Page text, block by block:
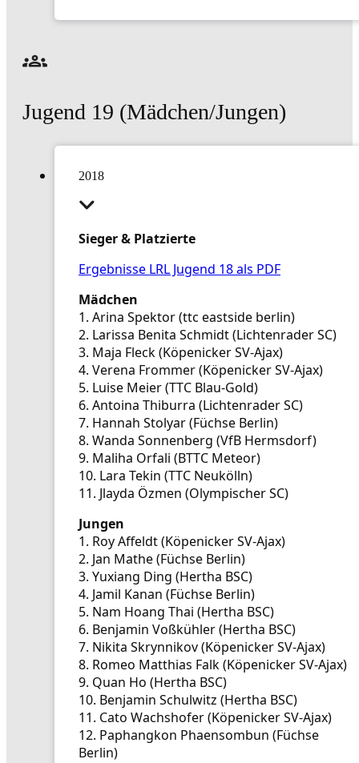
Jugend 19 (Mädchen/Jungen)
2018
Sieger & Platzierte
Ergebnisse LRL Jugend 18 als PDF
Mädchen
1. Arina Spektor (ttc eastside berlin)
2. Larissa Benita Schmidt (Lichtenrader SC)
3. Maja Fleck (Köpenicker SV-Ajax)
4. Verena Frommer (Köpenicker SV-Ajax)
5. Luise Meier (TTC Blau-Gold)
6. Antoina Thiburra (Lichtenrader SC)
7. Hannah Stolyar (Füchse Berlin)
8. Wanda Sonnenberg (VfB Hermsdorf)
9. Maliha Orfali (BTTC Meteor)
10. Lara Tekin (TTC Neukölln)
11. Jlayda Özmen (Olympischer SC)
Jungen
1. Roy Affeldt (Köpenicker SV-Ajax)
2. Jan Mathe (Füchse Berlin)
3. Yuxiang Ding (Hertha BSC)
4. Jamil Kanan (Füchse Berlin)
5. Nam Hoang Thai (Hertha BSC)
6. Benjamin Voßkühler (Hertha BSC)
7. Nikita Skrynnikov (Köpenicker SV-Ajax)
8. Romeo Matthias Falk (Köpenicker SV-Ajax)
9. Quan Ho (Hertha BSC)
10. Benjamin Schulwitz (Hertha BSC)
11. Cato Wachshofer (Köpenicker SV-Ajax)
12. Paphangkon Phaensombun (Füchse
Berlin)